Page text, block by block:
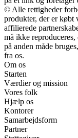
© Alle rettigheder
produkter, der er købt
affilierede
må ikke reproduceres,
på anden måde
fra os.
Om os
Starten
Værdier og mission
Vores folk
Hjælp os
Kontorer
Samarbejdsform
Partner